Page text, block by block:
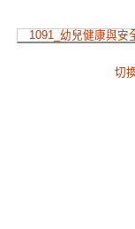
1091_幼兒健康與安
切